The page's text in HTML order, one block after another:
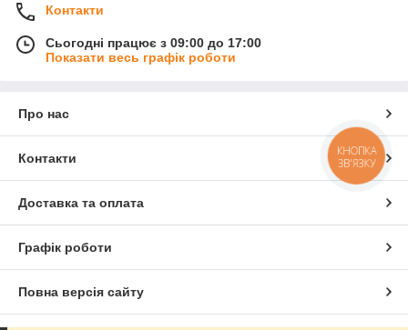
Контакти
Сьогодні працює з 09:00 до 17:00
Показати весь графік роботи
Про нас
Контакти
Доставка та оплата
Графік роботи
Повна версія сайту
КНОПКА
ЗВ'ЯЗКУ